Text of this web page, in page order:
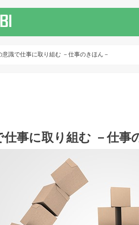
意識で仕事に取り組む －仕事のきほん－
事に取り組む －仕事